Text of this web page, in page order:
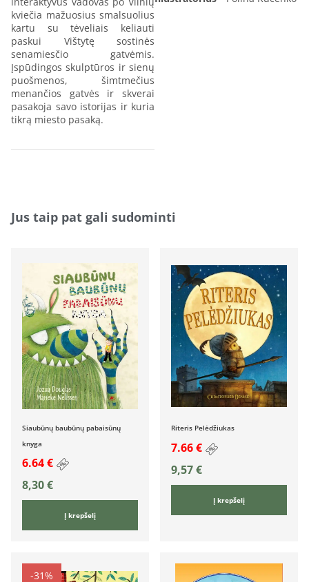
kviečia mažuosius smalsuolius
kartu su tėveliais keliauti
paskui Vištytę sostinės
senamiesčio gatvėmis.
Įspūdingos skulptūros ir sienų
puošmenos, šimtmečius
menančios gatvės ir skverai
pasakoja savo istorijas ir kuria
tikrą miesto pasaką.
Jus taip pat gali sudominti
Siaubūnų baubūnų pabaisūnų
knyga
6.64 €
8,30€
Į krepšelį
Riteris Pelėdžiukas
7.66 €
9,57€
Į krepšelį
-31%